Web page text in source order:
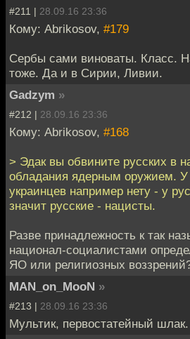
#211 | 28.09.16 23:36
Кому: Abrikosov, #179
Сербы сами виноваты. Класс.
тоже. Да и в Сирии, Ливии.
Gadzym »
#212 | 28.09.16 23:36
Кому: Abrikosov, #168
> Эдак вы обвините русских в
обладания ядерным оружием. У
украинцев например нету - у
значит русские - нацисты.
Разве принадлежность к так
национал-социалистами
ЯО или религиозных
MAN_on_MooN »
#213 | 28.09.16 23:36
Мультик, первостатейный шлак.